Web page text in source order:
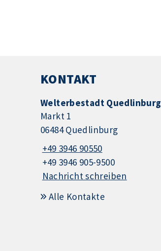
KONTAKT
Welterbestadt Quedlinburg
Markt 1
06484 Quedlinburg
+49 3946 90550
+49 3946 905-9500
Nachricht schreiben
Alle Kontakte